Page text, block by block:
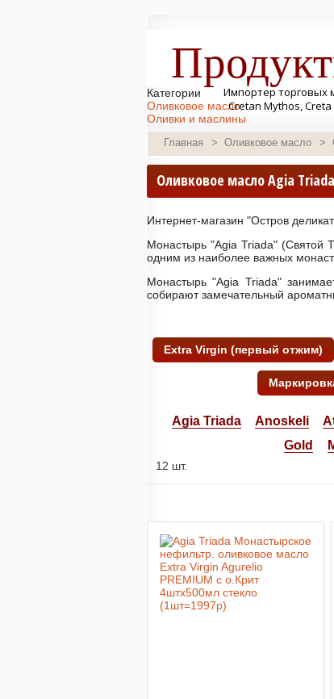
Импортер торговых
Cretan Mythos,
Категории
Оливковое масло
Оливки и маслины
Консервы и бакалея
Соусы
Cладости
Сыр
Напитки
Косметика
Главная > Оливковое масло >
Оливковое масло Agia Triada
Интернет-магазин "Остров
Монастырь "Agia Triada" (Святой
одним из наиболее важных
Монастырь "Agia Triada"
собирают замечательный
Extra Virgin (первый отжим)
Agia Triada Anoskeli
Gold
12 шт.